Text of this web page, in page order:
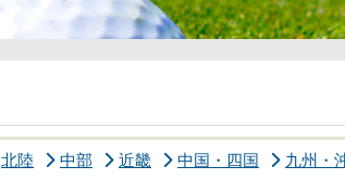
北陸 中部 近畿 中国・四国 九州・